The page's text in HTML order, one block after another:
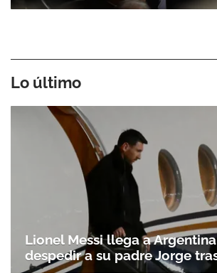
Lo último
Lionel Messi llega a
despedir a su padre Jorge